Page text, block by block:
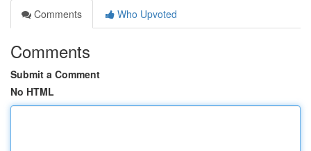
Comments
Who Upvoted
Comments
Submit a Comment
No HTML